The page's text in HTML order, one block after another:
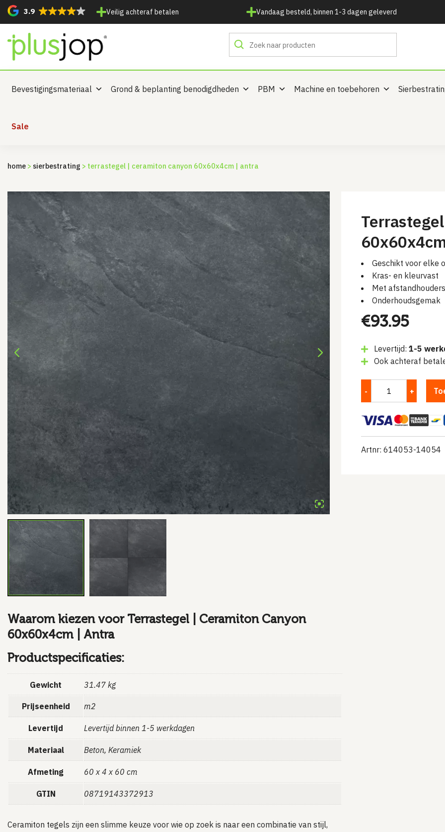
3.9 Veilig achteraf betalen Vandaag besteld, binnen 1-3 dagen geleverd
Bevestigingsmateriaal Grond & beplanting benodigdheden PBM Machine en toebehoren
Sale
home > sierbestrating > terrastegel | ceramiton canyon 60x60x4cm | antra
Geschikt voor elke
Kras- en kleurvast
Met afstandhouders
Onderhoudsgemak
€93.95
Levertijd: 1-5
Ook achteraf
Artnr: 614053-14054
Waarom kiezen voor Terrastegel | Ceramiton Canyon
60x60x4cm | Antra
Productspecificaties:
Gewicht 31.47 kg
Prijseenheid m2
Levertijd Levertijd binnen 1-5 werkdagen
Materiaal Beton, Keramiek
Afmeting 60 x 4 x 60 cm
GTIN 08719143372913
Ceramiton tegels zijn een slimme keuze voor wie op zoek is naar een combinatie van stijl,